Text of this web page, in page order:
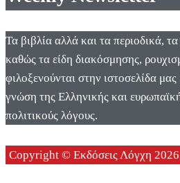
Τα βιβλία αλλά και τα περιοδικά,
καθώς τα είδη διακόσμησης,
φιλοξενούνται στην ιστοσελίδα
γνώση της Ελληνικής και
πολιτικούς λόγους.
Copyright © Εκδόσεις Λόγχη